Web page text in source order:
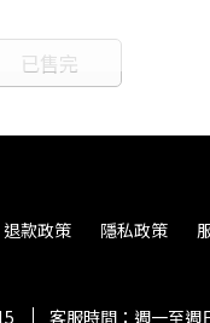
已售完
退款政策 隱私政策
客服時間：週一至週